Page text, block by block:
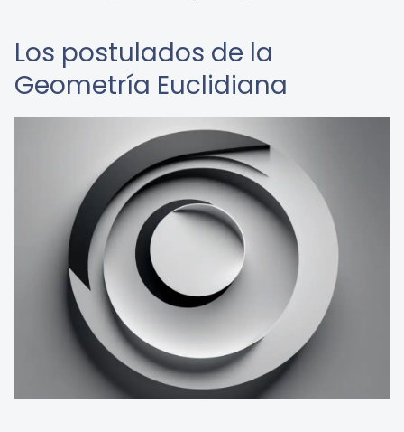
Los postulados de la
Geometría Euclidiana